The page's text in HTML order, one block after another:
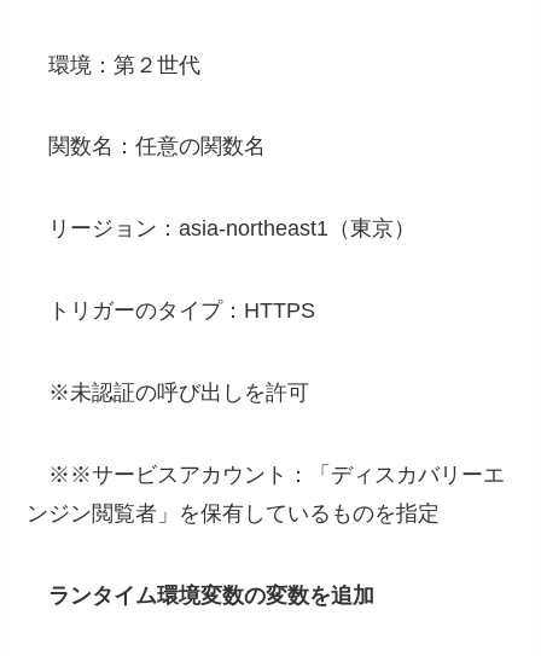
環境：第２世代
関数名：任意の関数名
リージョン：asia-northeast1（東京）
トリガーのタイプ：HTTPS
※未認証の呼び出しを許可
※※サービスアカウント：「ディスカバリーエ
ンジン閲覧者」を保有しているものを指定
ランタイム環境変数の変数を追加